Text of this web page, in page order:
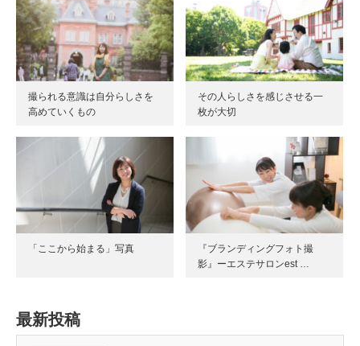
撮られる意識は自分らしさを
高めていくもの
その人らしさを感じさせる一
枚が大切
「ここから始まる」写真
『ブランディングフォト撮
影』ーエステサロンest …
最新投稿